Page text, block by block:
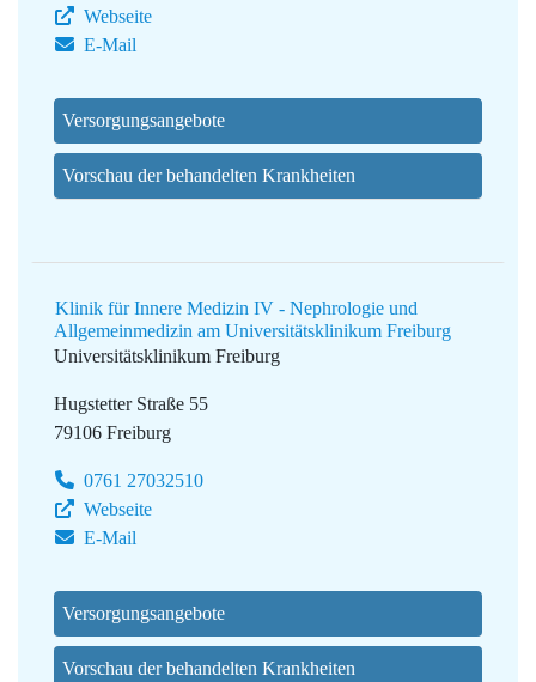
Webseite
E-Mail
Versorgungsangebote
Vorschau der behandelten Krankheiten
Klinik für Innere Medizin IV - Nephrologie und
Allgemeinmedizin am Universitätsklinikum Freiburg
Universitätsklinikum Freiburg
Hugstetter Straße 55
79106 Freiburg
0761 27032510
Webseite
E-Mail
Versorgungsangebote
Vorschau der behandelten Krankheiten